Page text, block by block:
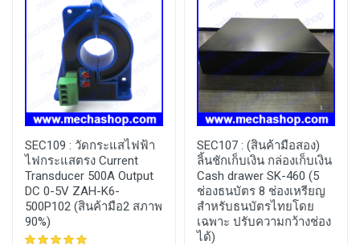
SEC109 : วัดกระแสไฟฟ้า
ไฟกระแสตรง Current
Transducer 500A Output
DC 0-5V ZAH-K6-
500P102 (สินค้ามือ2 สภาพ
90%)
SEC107 : (สินค้ามือสอง)
ลิ้นชักเก็บเงิน กล่องเก็บเงิน
Cash drawer SK-460 (5
ช่องธนบัตร 8 ช่องเหรียญ
สำหรับธนบัตรไทยโดย
เฉพาะ ปรับความกว้างช่อง
ได้)